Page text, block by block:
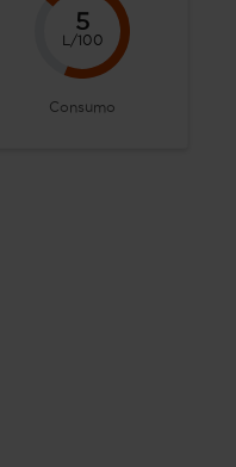
5
L/100
Consumo